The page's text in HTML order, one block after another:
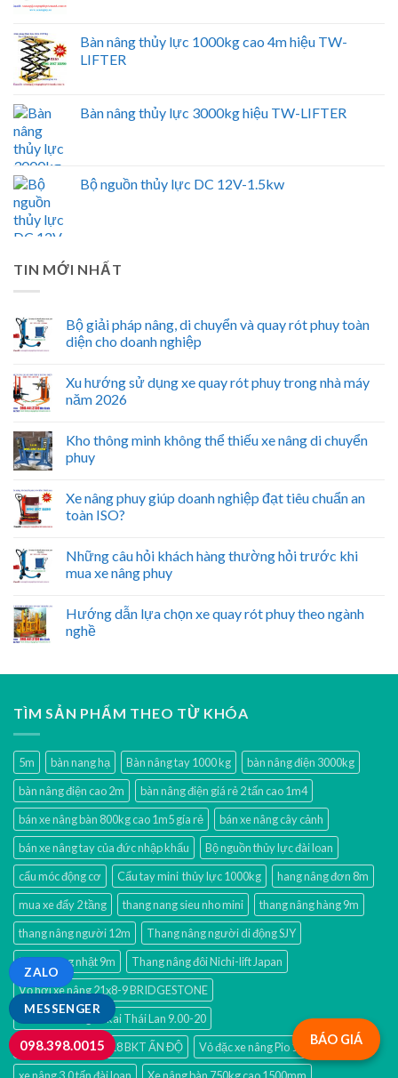
MESSENGER
ZALO
098.398.0015
Bàn nâng thủy lực 1000kg cao 4m hiệu TW-
LIFTER
Bàn nâng thủy lực 3000kg hiệu TW-LIFTER
Bộ nguồn thủy lực DC 12V-1.5kw
TIN MỚI NHẤT
Bộ giải pháp nâng, di chuyển và quay rót phuy toàn
diện cho doanh nghiệp
Xu hướng sử dụng xe quay rót phuy trong nhà máy
năm 2026
Kho thông minh không thể thiếu xe nâng di chuyển
phuy
Xe nâng phuy giúp doanh nghiệp đạt tiêu chuẩn an
toàn ISO?
Những câu hỏi khách hàng thường hỏi trước khi
mua xe nâng phuy
Hướng dẫn lựa chọn xe quay rót phuy theo ngành
nghề
TÌM SẢN PHẨM THEO TỪ KHÓA
5m bàn nang hạ Bàn nâng tay 1000 kg
bàn nâng điện 3000kg
bàn nâng điện cao 2m
bàn nâng điện giá rẻ 2 tấn cao 1m4
bán xe nâng bàn 800kg cao 1m5 gía rẻ
bán xe nâng cây cảnh
bán xe nâng tay của đức nhập khẩu
Bộ nguồn thủy lực đài loan
cẩu móc động cơ
Cẩu tay mini thủy lực 1000kg
hang nâng đơn 8m
mua xe đẩy 2 tầng
thang nang sieu nho mini
thang nâng hàng 9m
thang nâng người 12m
Thang nâng người di động SJY
thang nâng nhật 9m
Thang nâng đôi Nichi-lift Japan
Vỏ hơi xe nâng 21x8-9 BRIDGESTONE
Vỏ hơi xe nâng Tokai Thái Lan 9.00-20
Vỏ xúc lật 15.5/80-18 BKT ẤN ĐỘ
Vỏ đặc xe nâng Pio 10.00-20
BÁO GIÁ